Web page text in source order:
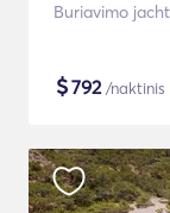
Buriavimo
$792/naktinis